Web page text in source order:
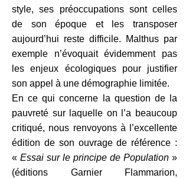
style, ses préoccupations sont celles
de son époque et les transposer
aujourd’hui reste difficile. Malthus par
exemple n’évoquait évidemment pas
les enjeux écologiques pour justifier
son appel à une démographie limitée.
En ce qui concerne la question de la
pauvreté sur laquelle on l’a beaucoup
critiqué, nous renvoyons à l’excellente
édition de son ouvrage de référence :
« Essai sur le principe de Population »
(éditions Garnier Flammarion,